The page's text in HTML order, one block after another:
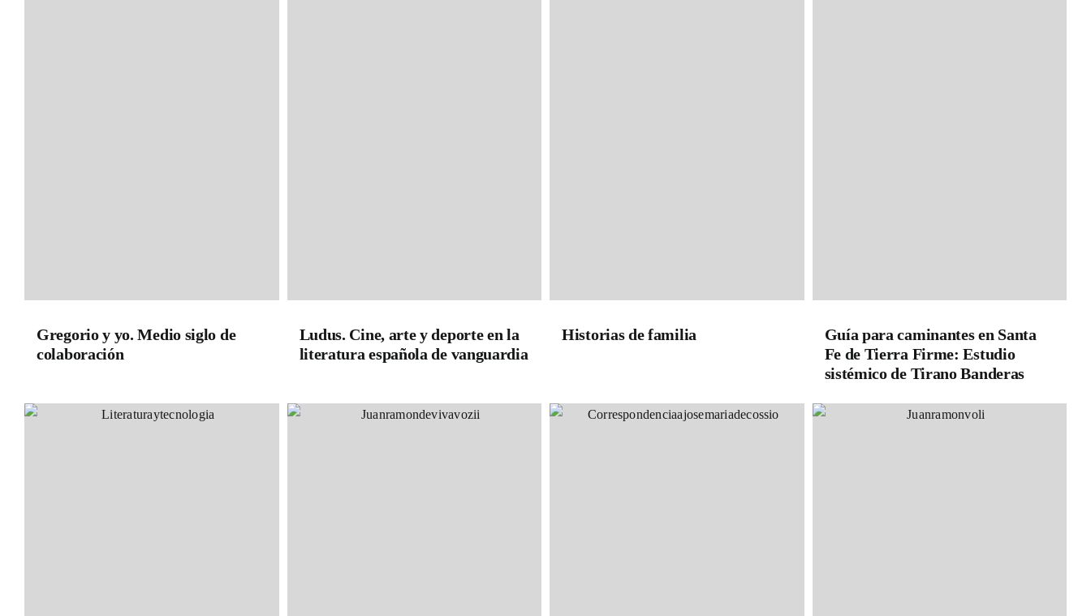
Textos y Pretextos
Gregorio y yo. Medio siglo de
colaboración
Ludus. Cine, arte y deporte en la
literatura española de vanguardia
Historias de familia
Guía para caminantes en Santa
Fe de Tierra Firme: Estudio
sistémico de Tirano Banderas